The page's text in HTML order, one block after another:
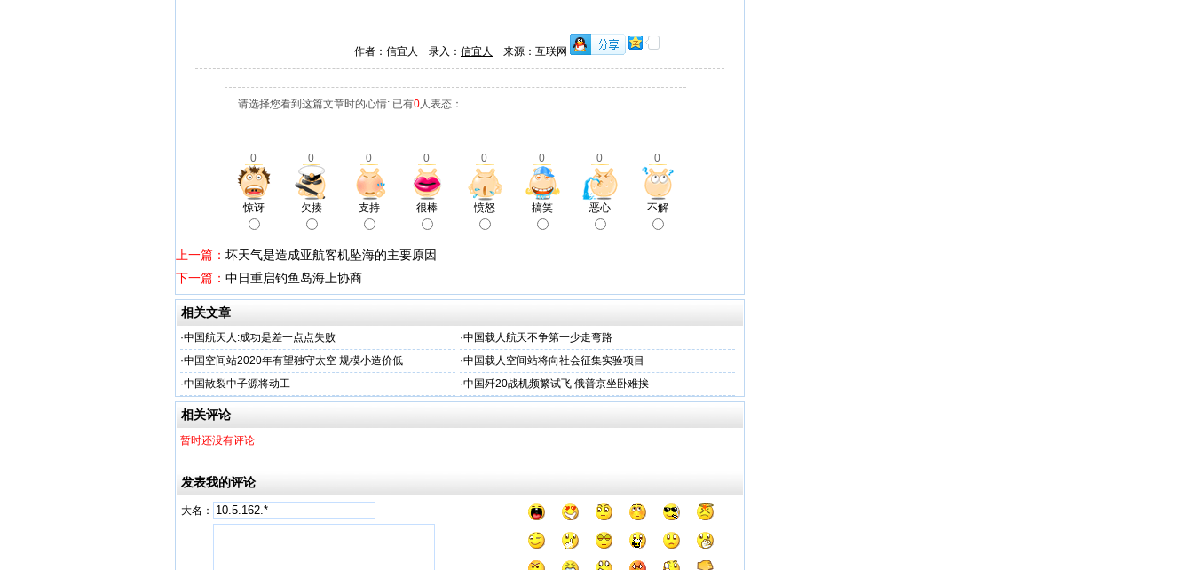
作者：信宜人 录入： 信宜人 来源：互联网
请选择您看到这篇文章时的心情: 已有0人表态：
0 0 0 0 0 0 0 0
惊讶 欠揍 支持 很棒 愤怒 搞笑 恶心 不解
上一篇： 坏天气是造成亚航客机坠海的主要原因
下一篇： 中日重启钓鱼岛海上协商
相关文章
·中国航天人:成功是差一点点失败 ·中国载人航天不争第一少走弯路
·中国空间站2020年有望独守太空 规模小造价低 ·中国载人空间站将向社会征集实验项目
·中国散裂中子源将动工 ·中国歼20战机频繁试飞 俄普京坐卧难挨
相关评论
暂时还没有评论
发表我的评论
大名：